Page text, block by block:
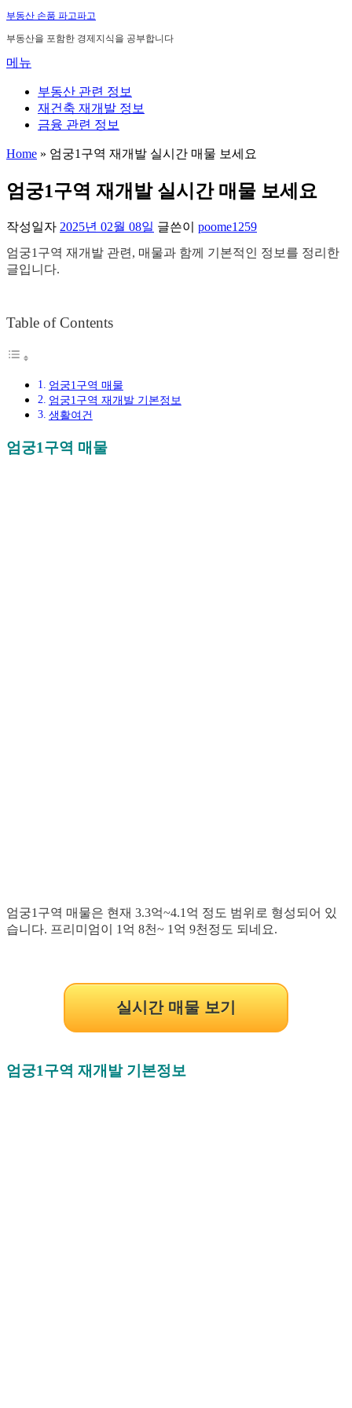
내
용
로
부동산 손품 파고파고
부동산을 포함한 경제지식을 공부합니다
메뉴
부동산 관련 정보
재건축 재개발 정보
금융 관련 정보
Home » 엄궁1구역 재개발 실시간 매물 보세요
엄궁1구역 재개발 실시간 매물 보세요
작성일자 2025년 02월 08일 글쓴이 poome1259
엄궁1구역 재개발 관련, 매물과 함께 기본적인 정보를 정리한
글입니다.
Table of Contents
엄궁1구역 매물
엄궁1구역 재개발 기본정보
생활여건
엄궁1구역 매물
엄궁1구역 매물은 현재 3.3억~4.1억 정도 범위로 형성되어 있
습니다. 프리미엄이 1억 8천~ 1억 9천정도 되네요.
실시간 매물 보기
엄궁1구역 재개발 기본정보